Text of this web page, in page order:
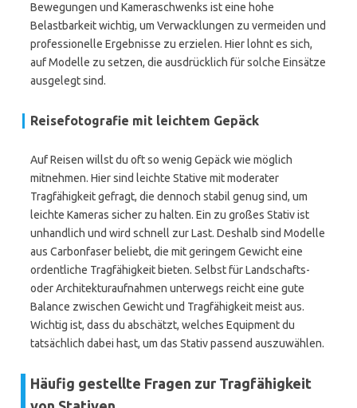
Bewegungen und Kameraschwenks ist eine hohe
Belastbarkeit wichtig, um Verwacklungen zu vermeiden und
professionelle Ergebnisse zu erzielen. Hier lohnt es sich,
auf Modelle zu setzen, die ausdrücklich für solche Einsätze
ausgelegt sind.
Reisefotografie mit leichtem Gepäck
Auf Reisen willst du oft so wenig Gepäck wie möglich
mitnehmen. Hier sind leichte Stative mit moderater
Tragfähigkeit gefragt, die dennoch stabil genug sind, um
leichte Kameras sicher zu halten. Ein zu großes Stativ ist
unhandlich und wird schnell zur Last. Deshalb sind Modelle
aus Carbonfaser beliebt, die mit geringem Gewicht eine
ordentliche Tragfähigkeit bieten. Selbst für Landschafts-
oder Architekturaufnahmen unterwegs reicht eine gute
Balance zwischen Gewicht und Tragfähigkeit meist aus.
Wichtig ist, dass du abschätzt, welches Equipment du
tatsächlich dabei hast, um das Stativ passend auszuwählen.
Häufig gestellte Fragen zur Tragfähigkeit